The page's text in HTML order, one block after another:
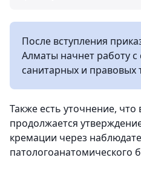
После вступления
Алматы начнет работу
санитарных и правовых
Также есть уточнение,
продолжается
кремации через
патологоанатомического